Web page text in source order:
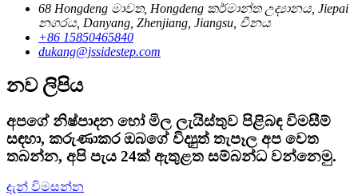
68 Hongdeng මාවත, Hongdeng කර්මාන්ත උද්‍යානය, Jiepai
නගරය, Danyang, Zhenjiang, Jiangsu, චීනය
+86 15850465840
dukang@jssidestep.com
නව ලිපිය
අපගේ නිෂ්පාදන හෝ මිල ලැයිස්තුව පිළිබඳ විමසීම්
සඳහා, කරුණාකර ඔබගේ විද්‍යුත් තැපෑල අප වෙත
තබන්න, අපි පැය 24ක් ඇතුළත සම්බන්ධ වන්නෙමු.
දැන් විමසන්න